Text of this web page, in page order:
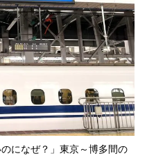
になぜ？」東京～博多間の